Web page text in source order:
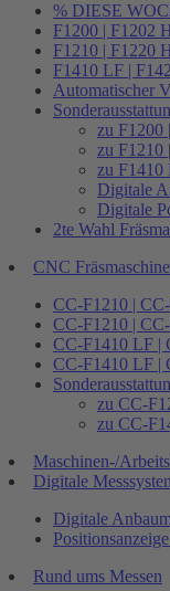
% DIESE
F1200 | F1202
F1210 | F1220
F1410 LF |
Automatischer
zu F1200
zu F1210
zu F1410
Digitale
Digitale
2te Wahl
CNC
CC-F1210 |
CC-F1210 |
CC-F1410 LF |
CC-F1410 LF |
zu CC-
zu CC-
Maschinen-/
Digitale
Digitale
Rund ums Messen